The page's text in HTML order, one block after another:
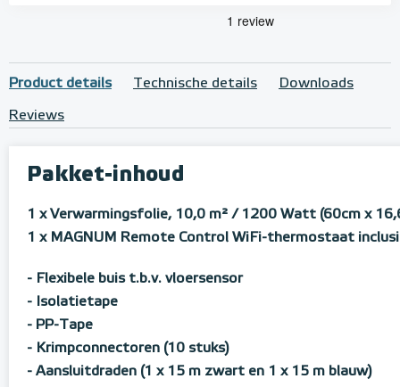
Product details Technische details Downloads
Reviews
Pakket-inhoud
1 x Verwarmingsfolie, 10,0 m² / 1200 Watt (60cm x
1 x MAGNUM Remote Control WiFi-thermostaat
- Flexibele buis t.b.v. vloersensor
- Isolatietape
- PP-Tape
- Krimpconnectoren (10 stuks)
- Aansluitdraden (1 x 15 m zwart en 1 x 15 m blauw)